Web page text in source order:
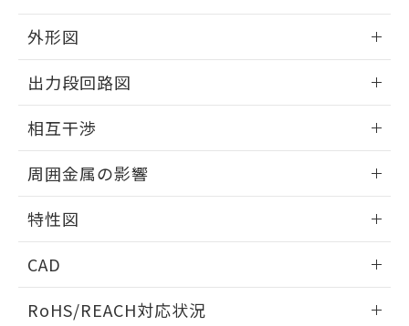
外形図
外形図
出力段回路図
出力段回路図
相互干渉
相互干渉
周囲金属の影響
周囲金属の影響
特性図
検出物体の大きさと材質による影響
CAD
ドすることができます。
RoHS/REACH対応状況
引・商談に必要な範囲で利用すること
※当社の共同利用者とは、"個人情報
の共同利用に関して"
用者の範囲」に記載されている法人を
とができます。
EU RoHS指令（10物質）の非含有証明書
※本証明書は発行日時点で非含有を証明す
るもので、過去に遡って非含有を証明する
ものではありません。
物質の対応では、対応完了までの期間は出
荷製品に未対応品が混在することから備考
欄に対応日を記載しておりました。
既に当社にて対応品への在庫切替を完了
していることから、特段のことがない限
合意する キャンセル